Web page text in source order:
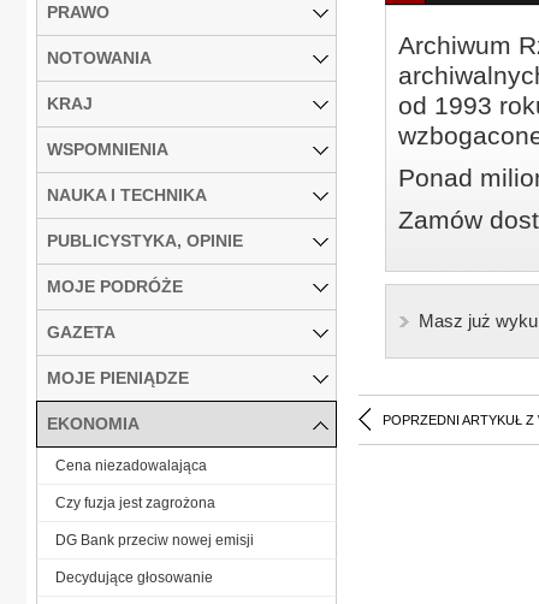
Archiwum
od 1993
Ponad
Zamów
Masz już
POPRZEDNI ARTYKUŁ Z
PRAWO
NOTOWANIA
KRAJ
WSPOMNIENIA
NAUKA I TECHNIKA
PUBLICYSTYKA, OPINIE
MOJE PODRÓŻE
GAZETA
MOJE PIENIĄDZE
EKONOMIA
Cena niezadowalająca
Czy fuzja jest zagrożona
DG Bank przeciw nowej emisji
Decydujące głosowanie